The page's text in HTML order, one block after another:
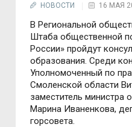
НОВОСТИ 16 МАЯ
В Региональной
Штаба общественной
России» пройдут
образования. Среди
Уполномоченный по
Смоленской области
заместитель министра
Марина Иваненкова,
горсовета.